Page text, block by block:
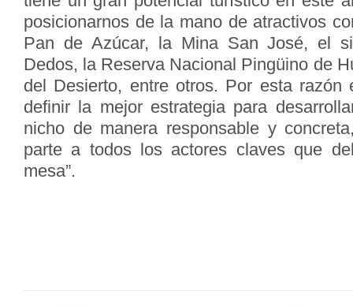
posicionarnos de la mano de atractivos
Pan de Azúcar, la Mina San José, el
Dedos, la Reserva Nacional Pingüino de
del Desierto, entre otros. Por esta razón
definir la mejor estrategia para
nicho de manera responsable y
parte a todos los actores claves que
mesa”.